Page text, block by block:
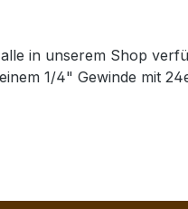
in unserem Shop
1/4" Gewinde mit